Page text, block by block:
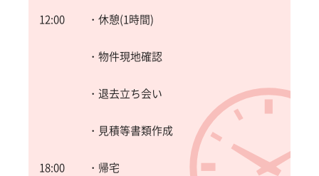
12:00 ・休憩(1時間)
・物件現地確認
・退去立ち会い
・見積等書類作成
18:00 ・帰宅